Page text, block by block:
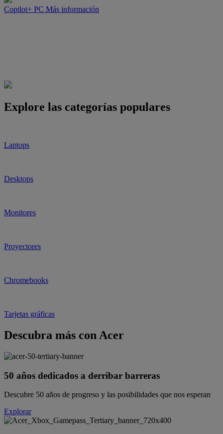
Copilot+ PC Más información
Explore las categorías populares
Laptops
Desktops
Monitores
Proyectores
Chromebooks
Tarjetas gráficas
Descubra más con Acer
50 años dedicados a derribar barreras
Descubre 50 años de progreso y las posibilidades que nos esperan
Explorar